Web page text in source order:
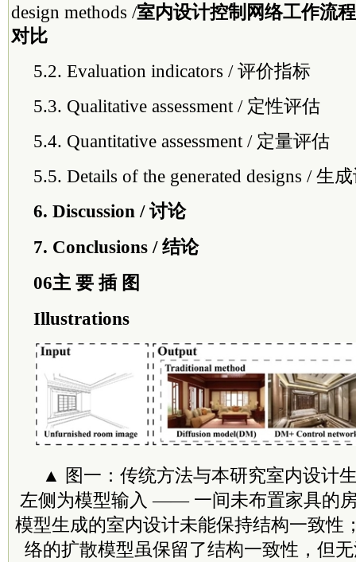
design methods /室内设计控制网络工作流
对比
5.2. Evaluation indicators / 评价指标
5.3. Qualitative assessment / 定性评估
5.4. Quantitative assessment / 定量评估
5.5. Details of the generated designs / 生
6. Discussion / 讨论
7. Conclusions / 结论
06主 要 插 图
Illustrations
▲ 图一：传统方法与本研究室内设计
左侧为模型输入 —— 一间未布置家具的
模型生成的室内设计未能保持结构一致性
络的扩散模型虽保留了结构一致性，但